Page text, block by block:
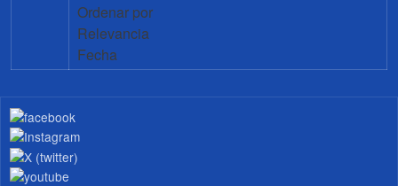
Ordenar por
Relevancia
Fecha